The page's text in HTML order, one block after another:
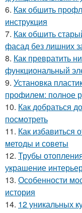
6. Как обшить
инструкция
7. Как обшить
фасад без лишних
8. Как превратить
функциональный
9. Установка
профилем: полное
10. Как добраться
посмотреть
11. Как избавиться
методы и советы
12. Трубы
украшение
13. Особенности
история
14. 12 уникальных